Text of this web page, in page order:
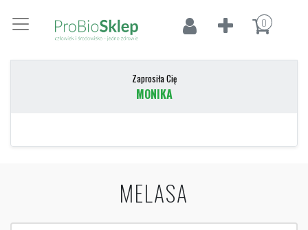
0
Zaprosiła Cię
MONIKA
MELASA